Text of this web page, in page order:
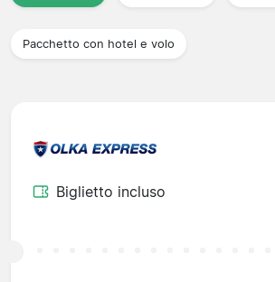
Pacchetto con hotel e volo
Biglietto incluso